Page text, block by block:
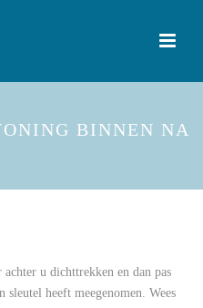
BINNEN NA
u dichttrekken en dan pas
sleutel heeft meegenomen. Wees